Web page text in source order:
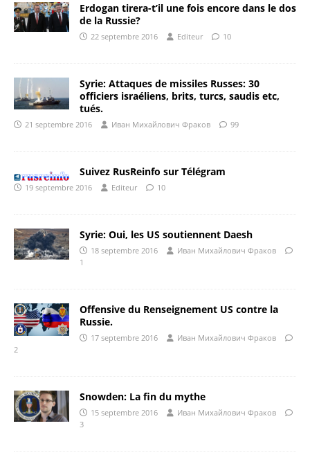
Erdogan tirera-t’il une fois encore dans le dos
de la Russie?
22 septembre 2016 Editeur 10
Syrie: Attaques de missiles Russes: 30
officiers israéliens, brits, turcs, saudis etc,
tués.
21 septembre 2016 Иван Михайлович Фраков 99
Suivez RusReinfo sur Télégram
19 septembre 2016 Editeur 10
Syrie: Oui, les US soutiennent Daesh
18 septembre 2016
Иван Михайлович Фраков
1
Offensive du Renseignement US contre la
Russie.
17 septembre 2016
Иван Михайлович Фраков
2
Snowden: La fin du mythe
15 septembre 2016
Иван Михайлович Фраков
3